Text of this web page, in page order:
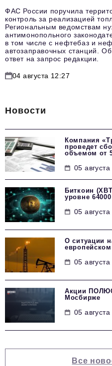
ФАС России поручила
контроль за реализацией
Региональным ведомствам
антимонопольного
в том числе с нефтебаз и
автозаправочных станций.
ответ на запрос редакции.
04 августа 12:27
Новости
Компания
проведет
объемом от
05
Биткоин
уровне
05
О ситуации
05
Акции
Мосбирже
05 августа
Все